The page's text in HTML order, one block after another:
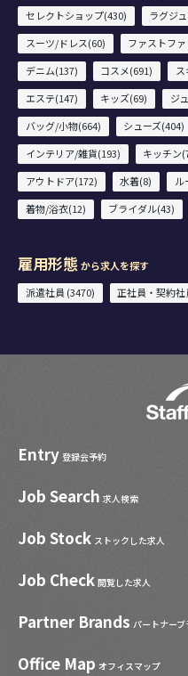
セレクトショップ(430)
ラグジ
スーツ/ドレス(60)
ファストフ
デニム(137)
コスメ(691)
エステ(147)
キッズ(69) ジ
バッグ/小物(664)
シューズ(404)
インテリア/雑貨(193)
キッチン
アウトドア(172)
水着(8) ル
着物/浴衣(12)
ブライダル(43)
雇用形態 から求人を探す
派遣社員 (3470)
正社員・契約社
Entry 登録会予約
Job Search 求人検索
Job Stock ストックした求人
Job Check 閲覧した求人
Partner Brands パートナーブ
Office Map オフィスマップ